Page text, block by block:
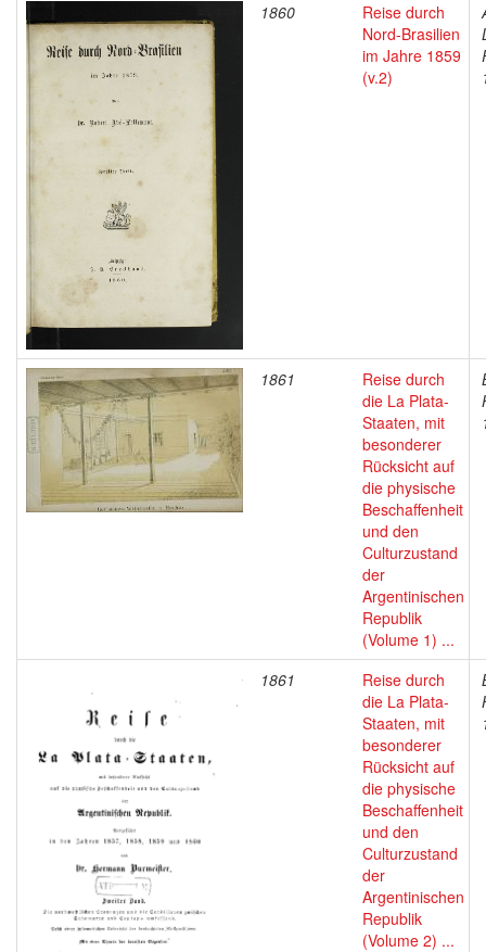
1860
Reise durch
Nord-Brasilien
im Jahre 1859
(v.2)
1861
Reise durch
die La Plata-
Staaten, mit
besonderer
Rücksicht auf
die physische
Beschaffenheit
und den
Culturzustand
der
Argentinischen
Republik
(Volume 1) ...
1861
Reise durch
die La Plata-
Staaten, mit
besonderer
Rücksicht auf
die physische
Beschaffenheit
und den
Culturzustand
der
Argentinischen
Republik
(Volume 2) ...